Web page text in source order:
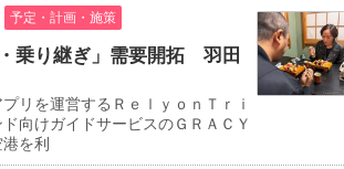
予定・計画・施策
乗り継ぎ」需要開拓 羽田
リを運営するＲｅｌｙｏｎＴｒｉ
向けガイドサービスのＧＲＡＣＹ
を利